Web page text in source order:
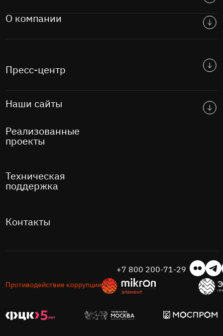
О компании
Пресс-центр
Наши сайты
Реализованные
проекты
Техническая
поддержка
Контакты
Противодействие коррупции
+7 800 200-71-29